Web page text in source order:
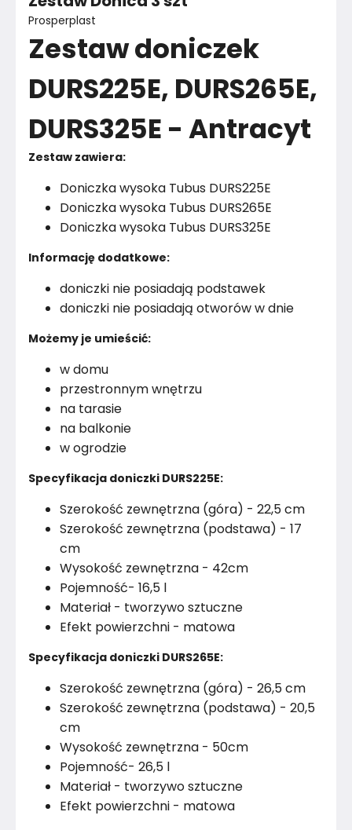
Marka
Montaż
Prosperplast
Zestaw doniczek
DURS225E, DURS265E,
DURS325E - Antracyt
Zestaw zawiera:
Doniczka wysoka Tubus DURS225E
Doniczka wysoka Tubus DURS265E
Doniczka wysoka Tubus DURS325E
Informację dodatkowe:
doniczki nie posiadają podstawek
doniczki nie posiadają otworów w dnie
Możemy je umieścić:
w domu
przestronnym wnętrzu
na tarasie
na balkonie
w ogrodzie
Specyfikacja doniczki DURS225E:
Szerokość zewnętrzna (góra) - 22,5 cm
Szerokość zewnętrzna (podstawa) - 17
cm
Wysokość zewnętrzna - 42cm
Pojemność- 16,5 l
Materiał - tworzywo sztuczne
Efekt powierzchni - matowa
Specyfikacja doniczki DURS265E:
Szerokość zewnętrzna (góra) - 26,5 cm
Szerokość zewnętrzna (podstawa) - 20,5
cm
Wysokość zewnętrzna - 50cm
Pojemność- 26,5 l
Materiał - tworzywo sztuczne
Efekt powierzchni - matowa